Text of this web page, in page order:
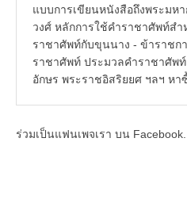
แบบการเขียนหนังสือถึงพระมห
วงศ์ หลักการใช้คำราชาศัพท์ส
ราชาศัพท์กับขุนนาง - ข้าราชก
ราชาศัพท์ ประมวลคำราชาศัพ
อักษร พระราชอิสริยยศ ฯลฯ ห
ร่วมเป็นแฟนเพจเรา บน